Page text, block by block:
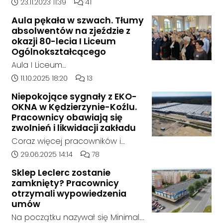
chemiczne.
Aula pękała w szwach. Tłumy
absolwentów na zjeździe z
okazji 80-lecia I Liceum
Ogólnokształcącego
Aula I Liceum
Ogólnokształcącego im. Henryka
w sobotnie przedpołudnie
dosłownie pękała w szwach. Na
wyjątkowy zjazd absolwentów z
okazji jubileuszu 80-lecia szkoły
przyjechali ludzie z różnych
zakątków Polski i świata. W tym
roku zarejestrowało się ponad
1000 uczestników. To największy
zjazd w historii placówki.
Data dodania artykułu:
11.10.2025 18:20 Liczba komentarzy artykułu:
13
Niepokojące sygnały z EKO-
OKNA w Kędzierzynie-Koźlu.
Pracownicy obawiają się
zwolnień i likwidacji zakładu
Coraz więcej pracowników i
mieszkańców zgłasza się do
niepokojącej sytuacji w zakładzie
EKO-OKNA w Kędzierzynie-Koźlu.
Jak wynika z ich relacji, firma
miała w ostatnich tygodniach
Data dodania artykułu:
29.06.2025 14:14 Liczba komentarzy artykułu:
78
Sklep Leclerc zostanie
zamknięty? Pracownicy
otrzymali wypowiedzenia
umów
Na początku nazywał się Minimal.